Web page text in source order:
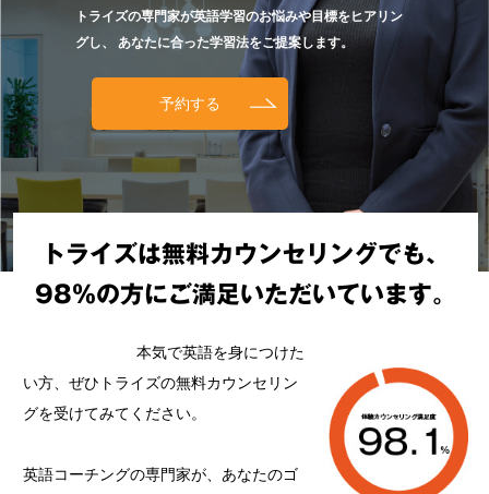
トライズの専門家が英語学習のお悩みや目標をヒアリン
グし、
あなたに合った学習法をご提案します。
予約する
トライズは無料カウンセリングでも、
98%の方にご満足いただいています。
本気で英語を身につけた
い方、ぜひトライズの無料カウンセリン
グを受けてみてください。
英語コーチングの専門家が、あなたのゴ